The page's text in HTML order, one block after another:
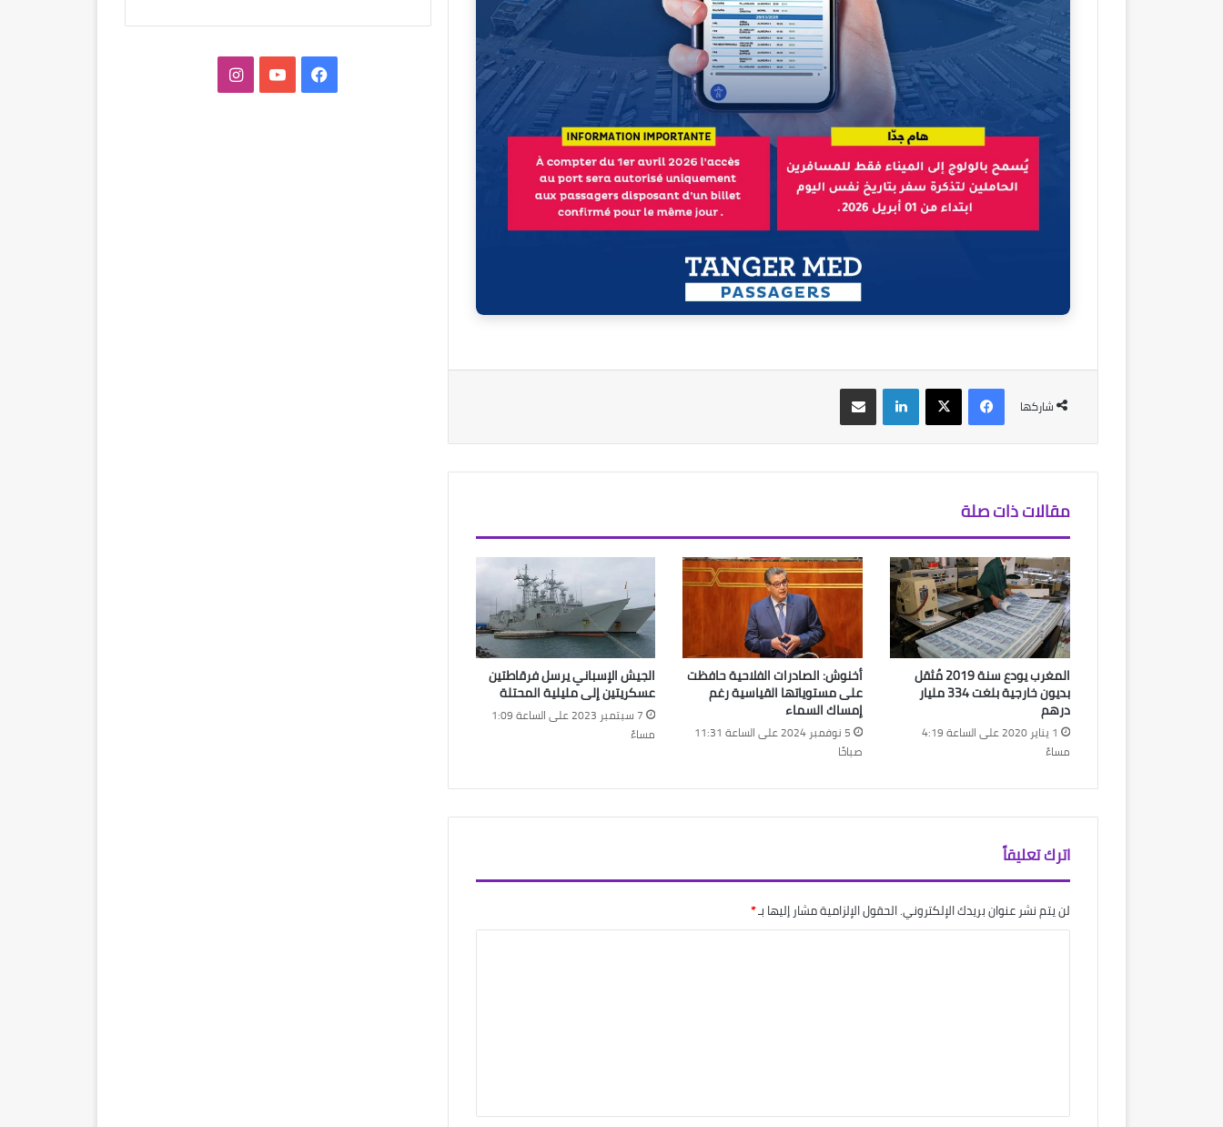
شاركها
فيسبوك‫X لينكدإن مشاركة عبر البريد
مقالات ذات صلة
المغرب يودع سنة 2019 مُثقل
بديون خارجية بلغت 334 مليار
درهم
1 يناير 2020 على الساعة 4:19
مساءً
أخنوش: الصادرات الفلاحية حافظت
على مستوياتها القياسية رغم
إمساك السماء
5 نوفمبر 2024 على الساعة 11:31
صباحًا
الجيش الإسباني يرسل فرقاطتين
عسكريتين إلى مليلية المحتلة
7 سبتمبر 2023 على الساعة 1:09
مساءً
اترك تعليقاً
لن يتم نشر عنوان بريدك الإلكتروني.الحقول الإلزامية مشار إليها بـ*
فيسبوك‫YouTubeانستقرام